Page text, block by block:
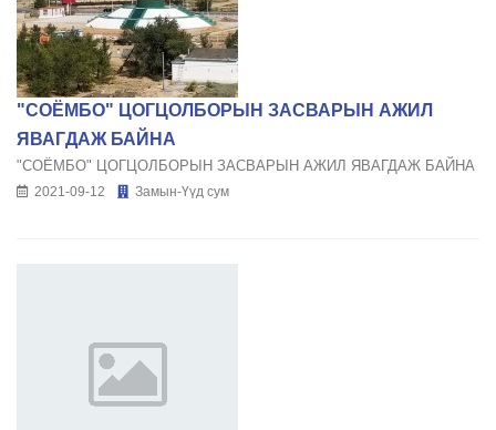
"СОЁМБО" ЦОГЦОЛБОРЫН ЗАСВАРЫН АЖИЛ
ЯВАГДАЖ БАЙНА
"СОЁМБО" ЦОГЦОЛБОРЫН ЗАСВАРЫН АЖИЛ ЯВАГДАЖ БАЙНА
2021-09-12 Замын-Үүд сум